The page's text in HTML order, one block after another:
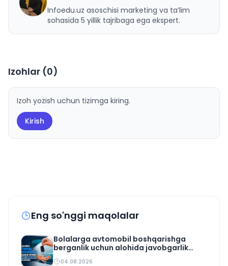
Infoedu.uz asoschisi marketing va ta’lim
sohasida 5 yillik tajribaga ega ekspert.
Izohlar (0)
Izoh yozish uchun tizimga kiring.
Kirish
Eng so'nggi maqolalar
Bolalarga avtomobil boshqarishga
berganlik uchun alohida javobgarlik
belgilanmoqda
04.08.2026